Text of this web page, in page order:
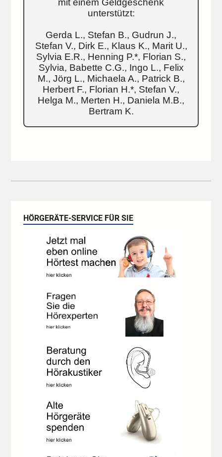
mit einem Geldgeschenk
unterstützt:
Gerda L., Stefan B., Gudrun J.,
Stefan V., Dirk E., Klaus K., Marit U.,
Sylvia E.R., Henning P.*, Florian S.,
Sylvia, Babette C.G., Ingo L., Felix
M., Jörg L., Michaela A., Patrick B.,
Herbert F., Florian H.*, Stefan V.,
Helga M., Merten H., Daniela M.B.,
Bertram K.
HÖRGERÄTE-SERVICE FÜR SIE